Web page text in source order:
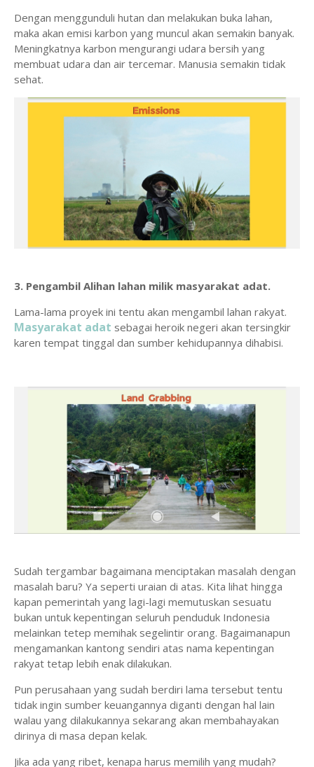
Dengan menggunduli hutan dan melakukan buka lahan,
maka akan emisi karbon yang muncul akan semakin banyak.
Meningkatnya karbon mengurangi udara bersih yang
membuat udara dan air tercemar. Manusia semakin tidak
sehat.
3. Pengambil Alihan lahan milik masyarakat adat.
Lama-lama proyek ini tentu akan mengambil lahan rakyat.
Masyarakat adat sebagai heroik negeri akan tersingkir
karen tempat tinggal dan sumber kehidupannya dihabisi.
Sudah tergambar bagaimana menciptakan masalah dengan
masalah baru? Ya seperti uraian di atas. Kita lihat hingga
kapan pemerintah yang lagi-lagi memutuskan sesuatu
bukan untuk kepentingan seluruh penduduk Indonesia
melainkan tetep memihak segelintir orang. Bagaimanapun
mengamankan kantong sendiri atas nama kepentingan
rakyat tetap lebih enak dilakukan.
Pun perusahaan yang sudah berdiri lama tersebut tentu
tidak ingin sumber keuangannya diganti dengan hal lain
walau yang dilakukannya sekarang akan membahayakan
dirinya di masa depan kelak.
Jika ada yang ribet, kenapa harus memilih yang mudah?